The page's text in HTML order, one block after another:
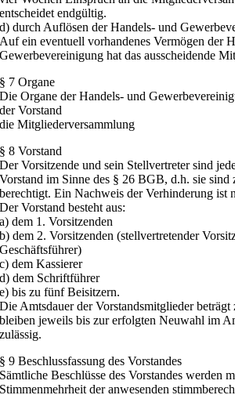
entscheidet endgültig.
d) durch Auflösen der Handels- und
Auf ein eventuell vorhandenes Vermögen der
Gewerbevereinigung hat das ausscheidende
§ 7 Organe
Die Organe der Handels- und
der Vorstand
die Mitgliederversammlung
§ 8 Vorstand
Der Vorsitzende und sein Stellvertreter sind
Vorstand im Sinne des § 26 BGB, d.h. sie
berechtigt. Ein Nachweis der Verhinderung ist
Der Vorstand besteht aus:
a) dem 1. Vorsitzenden
b) dem 2. Vorsitzenden (stellvertretender
Geschäftsführer)
c) dem Kassierer
d) dem Schriftführer
e) bis zu fünf Beisitzern.
Die Amtsdauer der Vorstandsmitglieder beträgt
bleiben jeweils bis zur erfolgten Neuwahl im
zulässig.
§ 9 Beschlussfassung des Vorstandes
Sämtliche Beschlüsse des Vorstandes werden
Stimmenmehrheit der anwesenden